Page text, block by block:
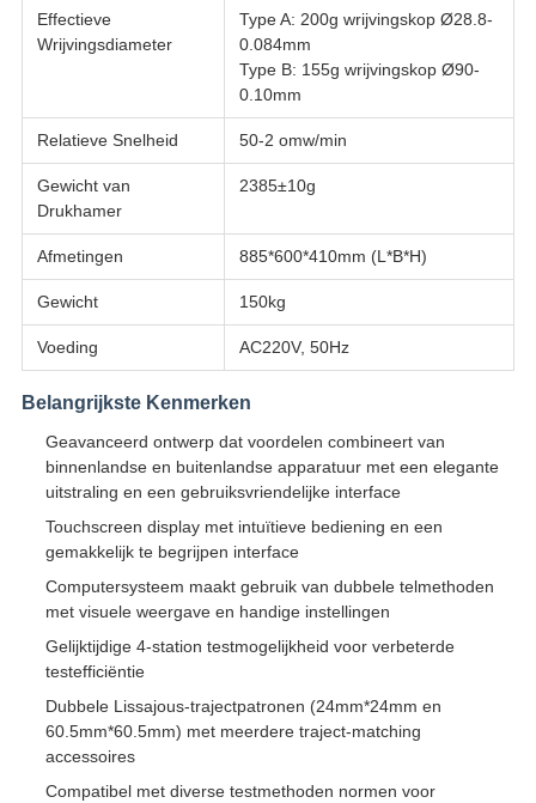
Effectieve
Wrijvingsdiameter
Type A: 200g wrijvingskop Ø28.8-
0.084mm
Type B: 155g wrijvingskop Ø90-
0.10mm
Relatieve Snelheid 50-2 omw/min
Gewicht van
Drukhamer
2385±10g
Afmetingen 885*600*410mm (L*B*H)
Gewicht 150kg
Voeding AC220V, 50Hz
Belangrijkste Kenmerken
Geavanceerd ontwerp dat voordelen combineert van
binnenlandse en buitenlandse apparatuur met een elegante
uitstraling en een gebruiksvriendelijke interface
Touchscreen display met intuïtieve bediening en een
gemakkelijk te begrijpen interface
Computersysteem maakt gebruik van dubbele telmethoden
met visuele weergave en handige instellingen
Gelijktijdige 4-station testmogelijkheid voor verbeterde
testefficiëntie
Dubbele Lissajous-trajectpatronen (24mm*24mm en
60.5mm*60.5mm) met meerdere traject-matching
accessoires
Compatibel met diverse testmethoden normen voor